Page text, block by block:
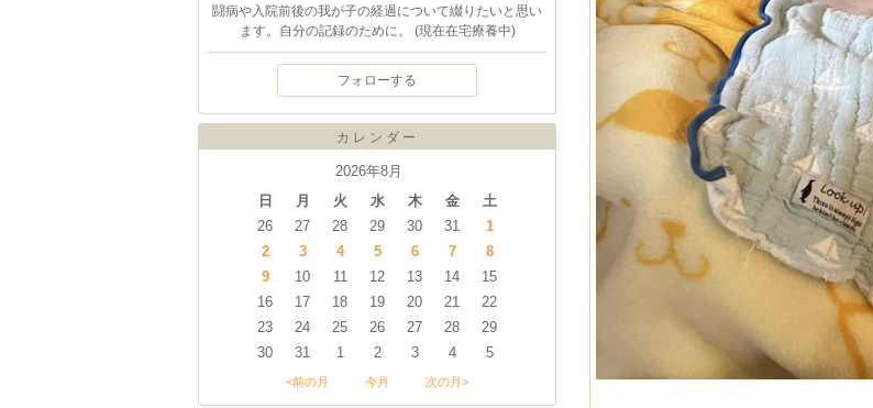
闘病や入院前後の我が子の経過について綴りたいと思い
ます。自分の記録のために。 (現在在宅療養中)
フォローする
カレンダー
2026年8月
日
月 火 水 木 金
土
26
27 28 29 30 31
1
2
3 4 5 6 7
8
9
10 11 12 13 14
15
16
17 18 19 20 21
22
23
24 25 26 27 28
29
30
31 1 2 3 4 5
<前の月 今月 次の月>